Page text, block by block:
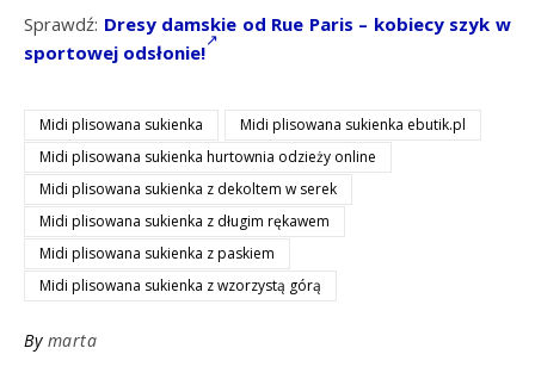
Sprawdź: Dresy damskie od Rue Paris – kobiecy szyk w
sportowej odsłonie!
Midi plisowana sukienka
Midi plisowana sukienka ebutik.pl
Midi plisowana sukienka hurtownia odzieży online
Midi plisowana sukienka z dekoltem w serek
Midi plisowana sukienka z długim rękawem
Midi plisowana sukienka z paskiem
Midi plisowana sukienka z wzorzystą górą
By marta